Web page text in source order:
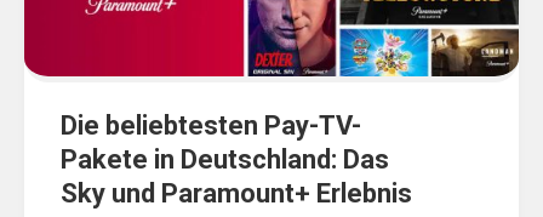
Die beliebtesten Pay-TV-
Pakete in Deutschland: Das
Sky und Paramount+ Erlebnis